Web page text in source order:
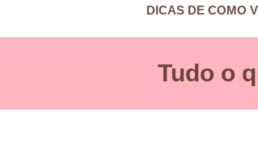
DICAS DE COMO
Tudo o